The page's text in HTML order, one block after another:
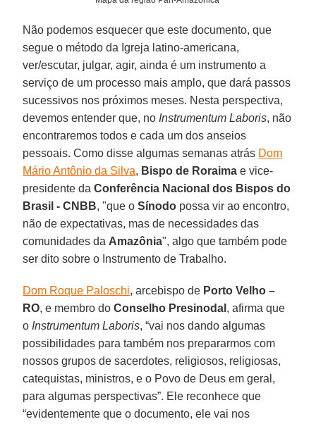
Não podemos esquecer que este documento, que
segue o método da Igreja latino-americana,
ver/escutar, julgar, agir, ainda é um instrumento a
serviço de um processo mais amplo, que dará passos
sucessivos nos próximos meses. Nesta perspectiva,
devemos entender que, no Instrumentum Laboris, não
encontraremos todos e cada um dos anseios
pessoais. Como disse algumas semanas atrás Dom
Mário Antônio da Silva, Bispo de Roraima e vice-
presidente daConferência Nacional dos Bispos do
Brasil - CNBB, "que oSínodo possa vir ao encontro,
não de expectativas, mas de necessidades das
comunidades da Amazônia", algo que também pode
ser dito sobre o Instrumento de Trabalho.
Dom Roque Paloschi, arcebispo de Porto Velho –
RO, e membro doConselho Presinodal , afirma que
o Instrumentum Laboris, “vai nos dando algumas
possibilidades para também nos prepararmos com
nossos grupos de sacerdotes, religiosos, religiosas,
catequistas, ministros, e o Povo de Deus em geral,
para algumas perspectivas”. Ele reconhece que
“evidentemente que o documento, ele vai nos